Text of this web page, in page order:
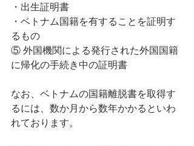
・出生証明書
・ベトナム国籍を有することを証明す
るもの
⑤ 外国機関による発行された外国国籍
に帰化の手続き中の証明書
なお、ベトナムの国籍離脱書を取得す
るには、数か月から数年かかるといわ
れております。